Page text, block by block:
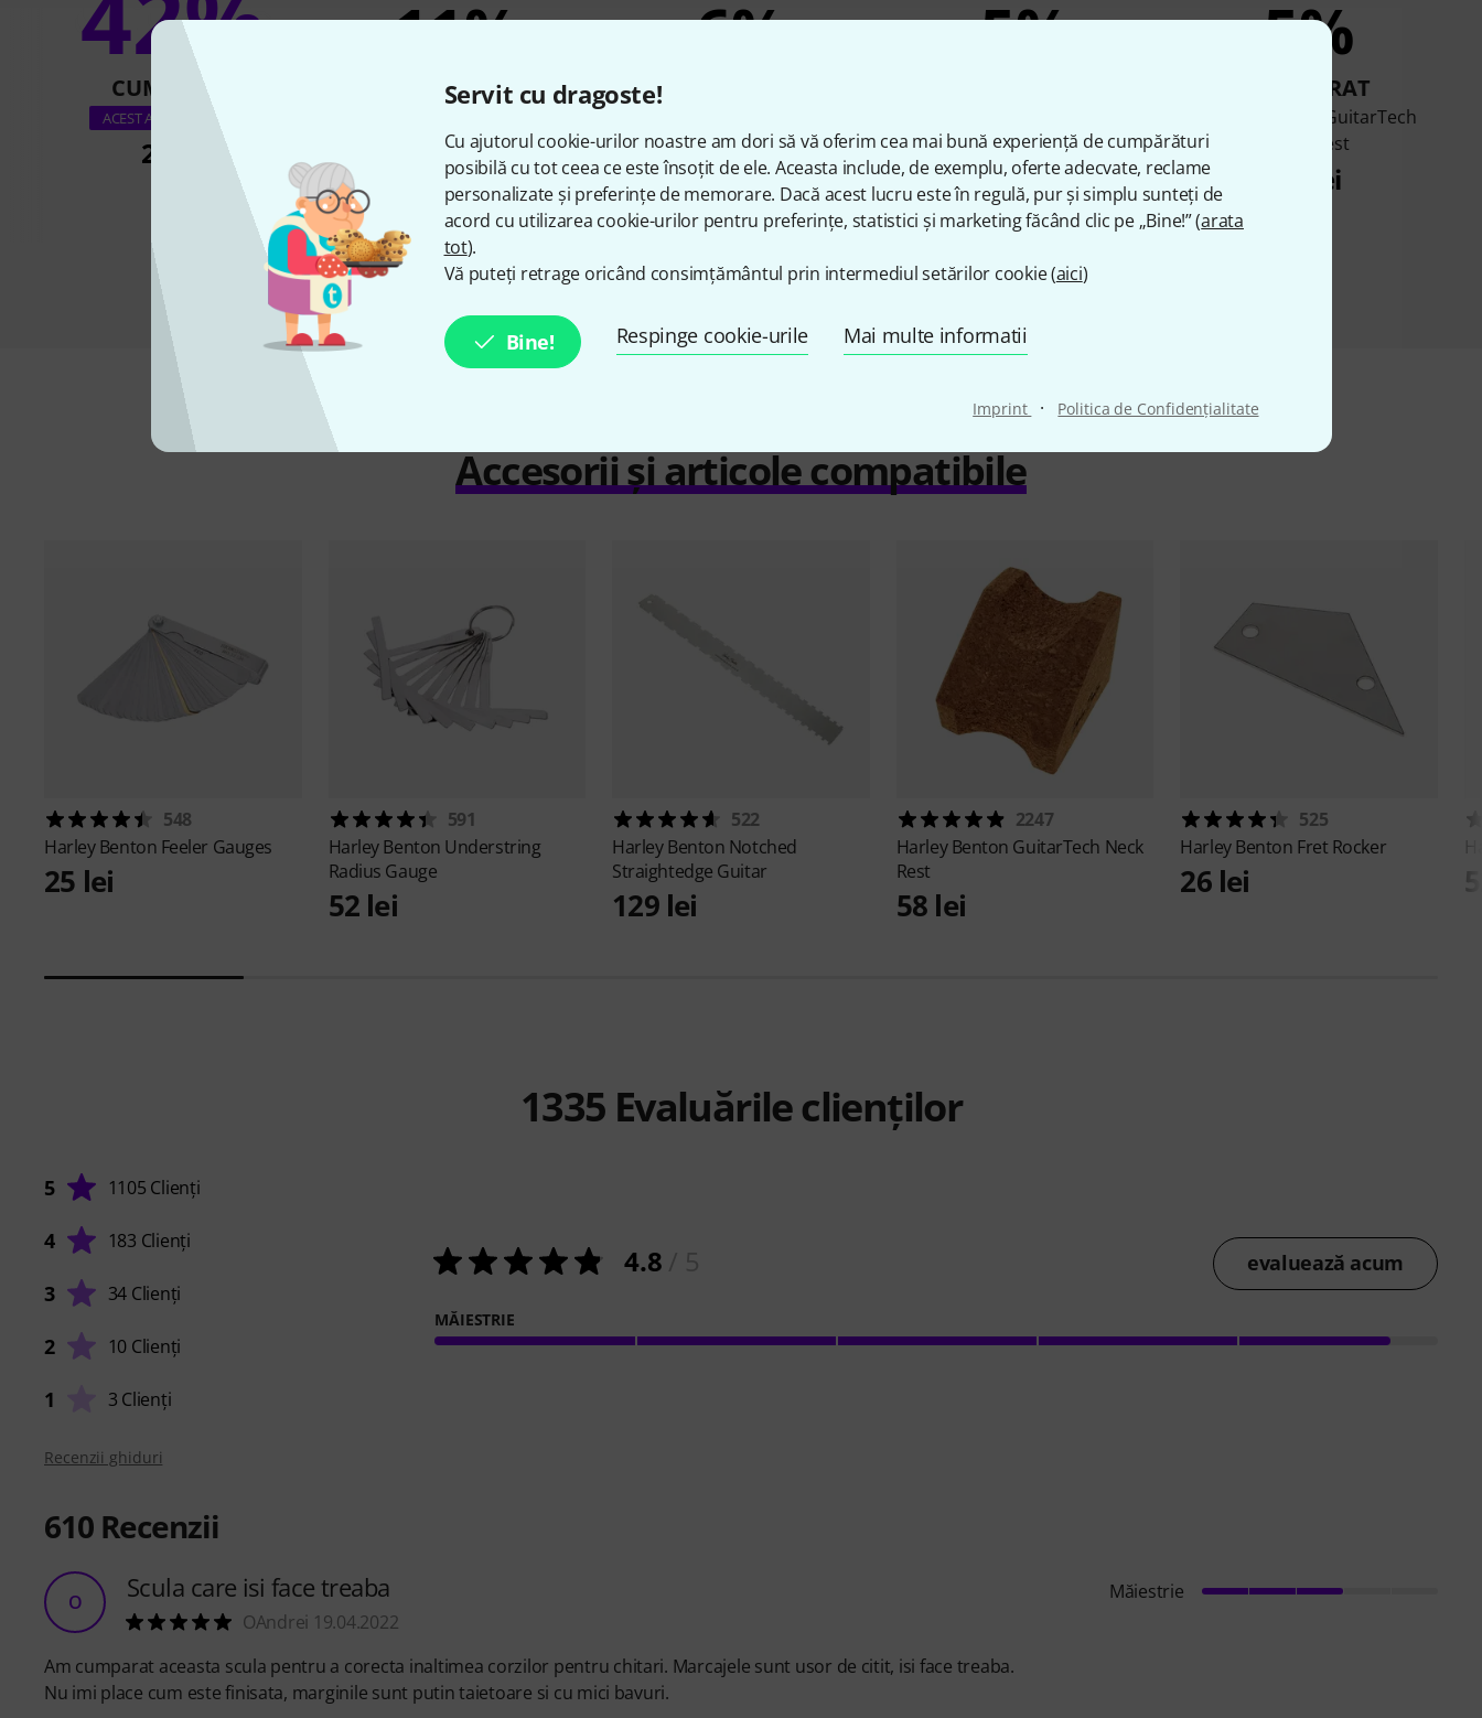
Servit cu dragoste!
Cu ajutorul cookie-urilor noastre am dori să vă oferim cea mai bună experiență de cumpărături
posibilă cu tot ceea ce este însoțit de ele. Aceasta include, de exemplu, oferte adecvate, reclame
personalizate și preferințe de memorare. Dacă acest lucru este în regulă, pur și simplu sunteți de
acord cu utilizarea cookie-urilor pentru preferințe, statistici și marketing făcând clic pe „Bine!” (arata
tot).
Vă puteți retrage oricând consimțământul prin intermediul setărilor cookie (aici)
Bine! Respinge cookie-urile Mai multe informatii
Imprint · Politica de Confidenţialitate
CUMPĂRAT
ACEST ARTICOL EXACT
25 lei
11%
CUMPĂRAT
25 lei
6%
Radius Gauge
52 lei
5%
26 lei
5%
CUMPĂRAT
Harley Benton GuitarTech
Neck Rest
58 lei
Compară
Accesorii și articole compatibile
548
Harley Benton Feeler Gauges
25 lei
591
Harley Benton Understring
Radius Gauge
52 lei
522
Harley Benton Notched
Straightedge Guitar
129 lei
2247
Harley Benton GuitarTech Neck
Rest
58 lei
525
Harley Benton Fret Rocker
26 lei
1335 Evaluările clienților
5 1105 Clienți
4 183 Clienți
3 34 Clienți
2 10 Clienți
1 3 Clienți
4.8 evaluează acum
MĂIESTRIE
Recenzii ghiduri
610 Recenzii
O Scula care isi face treaba
OAndrei 19.04.2022
Am cumparat aceasta scula pentru a corecta inaltimea corzilor pentru chitari. Marcajele sunt usor de citit, isi face treaba.
Nu imi place cum este finisata, marginile sunt putin taietoare si cu mici bavuri.
Măiestrie